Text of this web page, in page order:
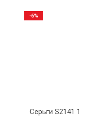
Серьги S2141 1
-6%